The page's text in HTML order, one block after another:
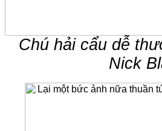
Chú hải cẩu dễ
Nick